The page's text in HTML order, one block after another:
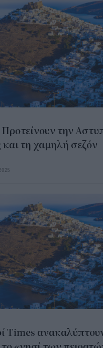
την
και τη χαμηλή σεζόν
Times